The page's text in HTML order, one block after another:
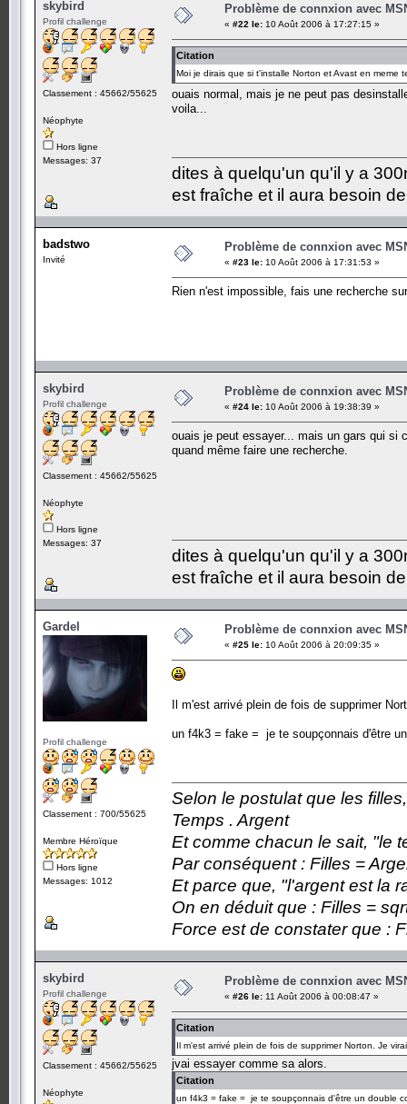
skybird
Profil challenge
Classement : 45662/55625
Néophyte
Hors ligne
Messages: 37
Problème de connxion avec
« #22 le: 10 Août 2006 à 17:27:15 »
Citation
Moi je dirais que si t'installe Norton et Avast en meme
ouais normal, mais je ne peut pas
voila...
dites à quelqu'un qu'il y a
est fraîche et il aura besoin
badstwo
Invité
Problème de connxion avec
« #23 le: 10 Août 2006 à 17:31:53 »
Rien n'est impossible, fais une recherche
skybird
Profil challenge
Classement : 45662/55625
Néophyte
Hors ligne
Messages: 37
Problème de connxion avec
« #24 le: 10 Août 2006 à 19:38:39 »
ouais je peut essayer... mais un gars qui si
quand même faire une recherche.
dites à quelqu'un qu'il y a
est fraîche et il aura besoin
Gardel
Profil challenge
Classement : 700/55625
Membre Héroïque
Hors ligne
Messages: 1012
Problème de connxion avec
« #25 le: 10 Août 2006 à 20:09:35 »
Il m'est arrivé plein de fois de supprimer
un f4k3 = fake = je te soupçonnais d'être
Selon le postulat que les
Temps . Argent
Et comme chacun le sait, "le
Par conséquent : Filles =
Et parce que, "l'argent est la
On en déduit que : Filles =
Force est de constater que :
skybird
Profil challenge
Classement : 45662/55625
Néophyte
Problème de connxion avec
« #26 le: 11 Août 2006 à 00:08:47 »
Citation
Il m'est arrivé plein de fois de supprimer Norton. Je
jvai essayer comme sa alors.
Citation
un f4k3 = fake = je te soupçonnais d'être un double